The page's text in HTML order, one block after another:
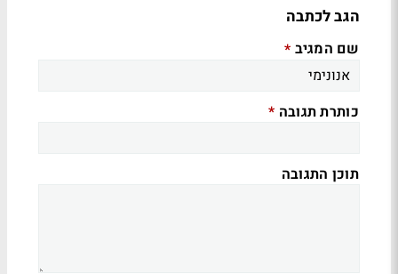
הגב לכתבה
שם המגיב *
כותרת תגובה *
תוכן התגובה